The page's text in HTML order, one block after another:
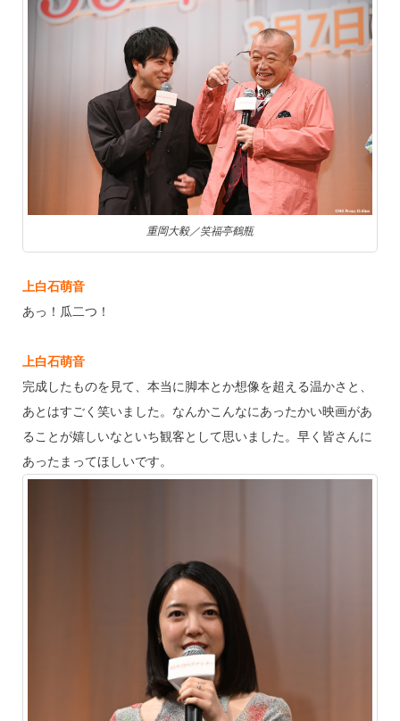
重岡大毅／笑福亭鶴瓶
上白石萌音
あっ！瓜二つ！
上白石萌音
完成したものを見て、本当に脚本とか想像を超える温かさと、
あとはすごく笑いました。なんかこんなにあったかい映画があ
ることが嬉しいなといち観客として思いました。早く皆さんに
あったまってほしいです。